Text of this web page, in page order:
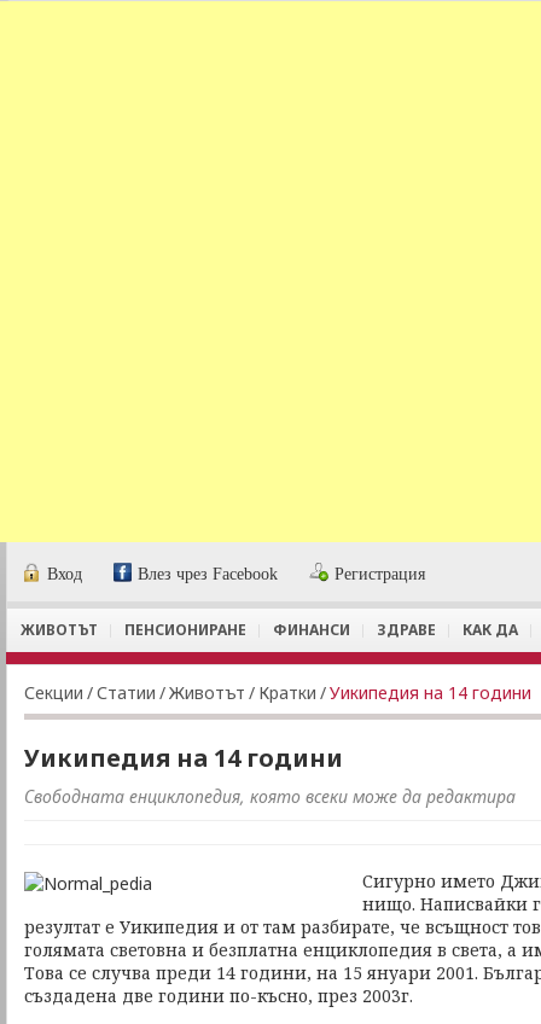
Вход Влез чрез Facebook Регистрация
ЖИВОТЪТ ПЕНСИОНИРАНЕ ФИНАНСИ ЗДРАВЕ КАК ДА
Секции /Статии /Животът / Кратки /Уикипедия на 14 години
Уикипедия на 14 години
Свободната енциклопедия, която всеки може да редактира
Сигурно името
нищо. Написвайки
резултат е Уикипедия и от там разбирате, че всъщност
голямата световна и безплатна енциклопедия в света, а
Това се случва преди 14 години, на 15 януари 2001.
създадена две години по-късно, през 2003г.